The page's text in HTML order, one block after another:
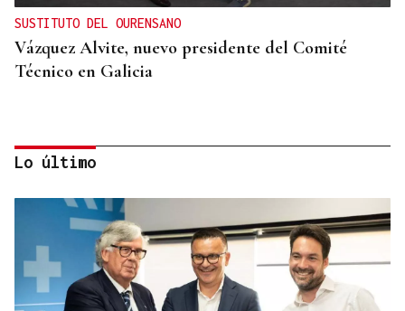
SUSTITUTO DEL OURENSANO
Vázquez Alvite, nuevo presidente del Comité
Técnico en Galicia
Lo último